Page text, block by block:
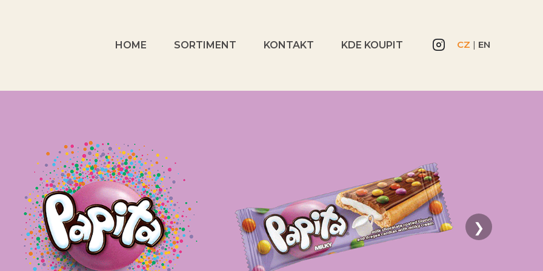
HOME SORTIMENT KONTAKT KDE KOUPIT CZ | EN
❯